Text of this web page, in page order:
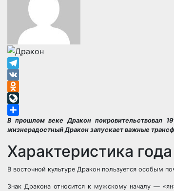
Telegram
VK
Odnoklassniki
LiveJournal
Отправить
В прошлом веке Дракон покровительствовал
жизнерадостный Дракон запускает важные
Характеристика
В восточной культуре Дракон пользуется особым
Знак Дракона относится к мужскому началу —